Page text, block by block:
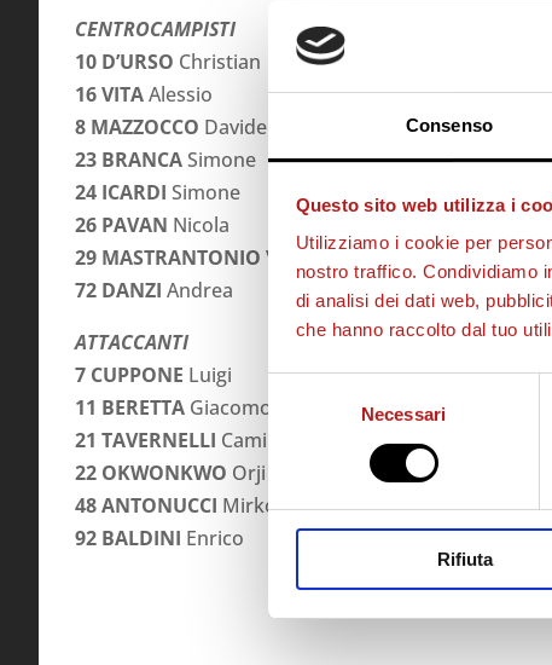
Consenso
Questo sito web utilizza i
Utilizziamo i cookie per
nostro traffico. Condividiamo
di analisi dei dati web,
che hanno raccolto dal tuo
del
Necessari
Rifiuta
CENTROCAMPISTI
10 D’URSO Christian
16 VITAAlessio
8 MAZZOCCO Davide
23 BRANCASimone
24 ICARDI Simone
26 PAVAN Nicola
29 MASTRANTONIO Valerio
72 DANZI Andrea
ATTACCANTI
7 CUPPONE Luigi
11 BERETTA Giacomo
21 TAVERNELLI Camillo
22 OKWONKWO Orji
48 ANTONUCCI Mirko
92 BALDINI Enrico